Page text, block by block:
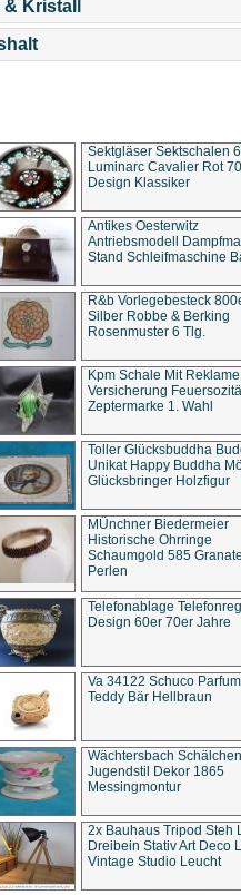
Kristall
Sektgläser Sektschalen
Luminarc Cavalier Rot
Design Klassiker
Antikes Oesterwitz
Antriebsmodell
Stand Schleifmaschine
R&b Vorlegebesteck
Silber Robbe & Berking
Rosenmuster 6 Tlg.
Kpm Schale Mit Reklame
Versicherung
Zeptermarke 1. Wahl
Toller Glücksbuddha
Unikat Happy Buddha
Glücksbringer Holzfigur
MÜnchner Biedermeier
Historische Ohrringe
Schaumgold 585
Perlen
Telefonablage
Design 60er 70er Jahre
Va 34122 Schuco
Teddy Bär Hellbraun
Wächtersbach Schälchen
Jugendstil Dekor 1865
Messingmontur
2x Bauhaus Tripod Steh
Dreibein Stativ Art Deco
Vintage Studio Leucht